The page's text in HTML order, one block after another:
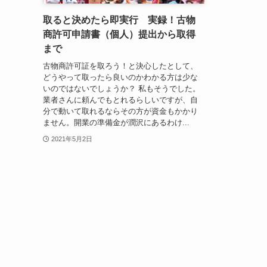
取ると決めたら即実行 実録！古物
商許可申請書（個人）提出から取得
まで
古物商許可証を取ろう！と決心したとして、
どうやって取ったら良いのかわかる方は少な
いのではないでしょうか？ 私もそうでした。
業者さんに頼んでもとれるらしいですが、自
分で動いて取れるならその方が資金もかかり
ません。開業の準備金が潤沢にあるわけ...
2021年5月2日